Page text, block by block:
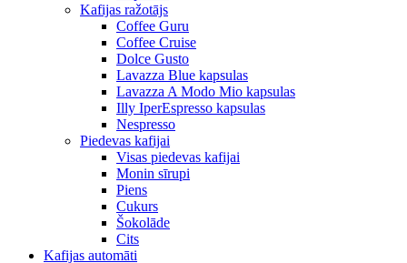
Kafijas ražotājs
Coffee Guru
Coffee Cruise
Dolce Gusto
Lavazza Blue kapsulas
Lavazza A Modo Mio kapsulas
Illy IperEspresso kapsulas
Nespresso
Piedevas kafijai
Visas piedevas kafijai
Monin sīrupi
Piens
Cukurs
Šokolāde
Cits
Kafijas automāti